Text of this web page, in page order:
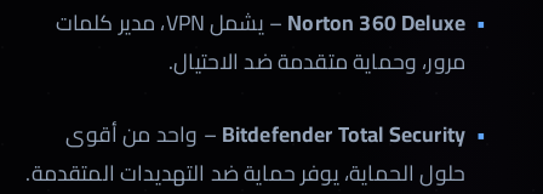
Norton 360 Deluxe
– يشمل VPN، مدير كلمات
مرور، وحماية متقدمة ضد الاحتيال.
Bitdefender Total Security– واحد من أقوى
حلول الحماية، يوفر حماية ضد التهديدات المتقدمة.